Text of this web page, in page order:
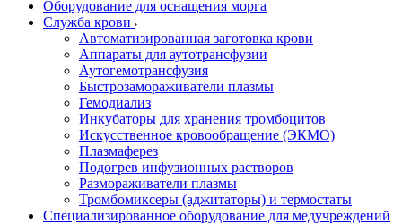
Оборудование для оснащения морга
Служба крови
Автоматизированная заготовка крови
Аппараты для аутотрансфузии
Аутогемотрансфузия
Быстрозамораживатели плазмы
Гемодиализ
Инкубаторы для хранения тромбоцитов
Искусственное кровообращение (ЭКМО)
Плазмаферез
Подогрев инфузионных растворов
Размораживатели плазмы
Тромбомиксеры (аджитаторы) и термостаты
Специализированное оборудование для медучреждений